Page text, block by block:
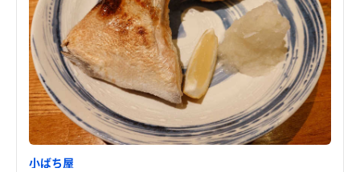
小ばち屋